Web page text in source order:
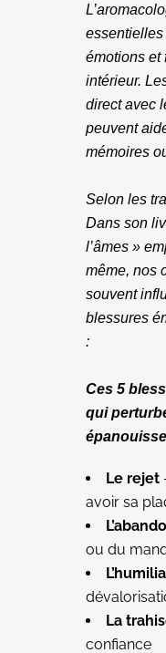
émotions et
intérieur.
direct avec
peuvent
mémoires
Selon les
Dans son
l’âmes »
même, nos
souvent
blessures
:
Ces 5
qui
Le rejet
avoir sa
ou du
La
confiance